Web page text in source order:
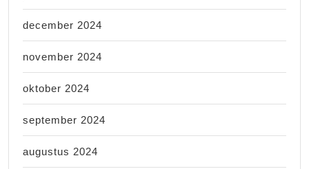
december 2024
november 2024
oktober 2024
september 2024
augustus 2024